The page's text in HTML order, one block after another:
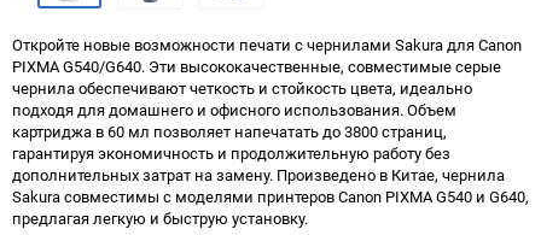
Откройте новые возможности печати с чернилами Sakura для Canon
PIXMA G540/G640. Эти высококачественные, совместимые серые
чернила обеспечивают четкость и стойкость цвета, идеально
подходя для домашнего и офисного использования. Объем
картриджа в 60 мл позволяет напечатать до 3800 страниц,
гарантируя экономичность и продолжительную работу без
дополнительных затрат на замену. Произведено в Китае, чернила
Sakura совместимы с моделями принтеров Canon PIXMA G540 и G640,
предлагая легкую и быструю установку.